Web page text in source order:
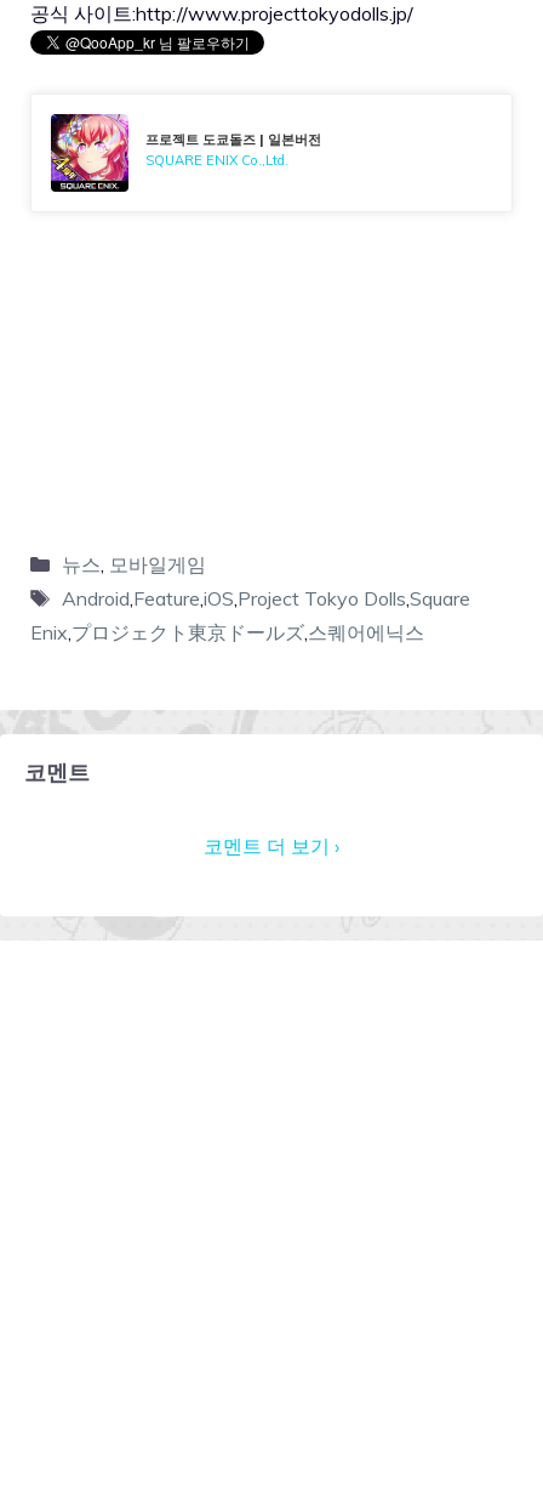
공식 사이트:http://www.projecttokyodolls.jp/
프로젝트 도쿄돌즈 | 일본버전
SQUARE ENIX Co.,Ltd.
뉴스 모바일게임
Android Feature iOS Project Tokyo Dolls Square
Enix プロジェクト東京ドールズ 스퀘어에닉스
코멘트
코멘트 더 보기 ›